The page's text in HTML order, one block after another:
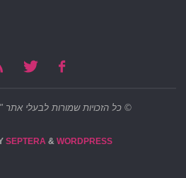
© כל הזכויות שמורות לבעלי אתר
SEPTERA& WORDPRESS.